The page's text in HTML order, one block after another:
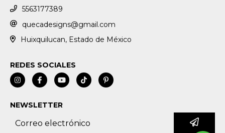
5563177389
quecadesigns@gmail.com
Huixquilucan, Estado de México
REDES SOCIALES
NEWSLETTER